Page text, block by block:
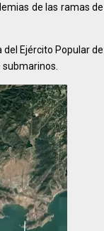
de las ramas de
Ejército Popular de